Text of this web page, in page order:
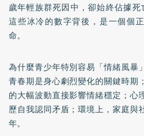
歲年輕族群死因中，卻始終佔據死
這些冰冷的數字背後，是一個個
命。
為什麼青少年特別容易「情緒風暴
青春期是身心劇烈變化的關鍵時期
的大幅波動直接影響情緒穩定；心
歷自我認同矛盾；環境上，家庭與
年。